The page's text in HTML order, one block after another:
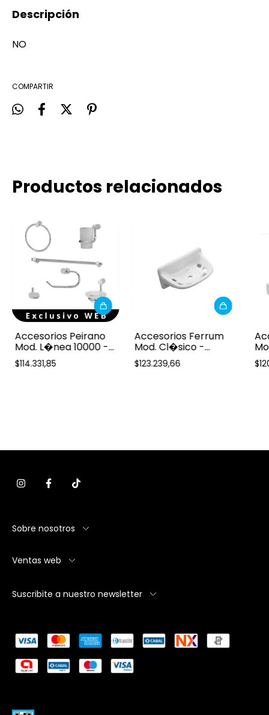
Descripción
NO
COMPARTIR
Productos relacionados
Accesorios Peirano
Mod. L�nea 10000 -
6 Piezas
$114.331,85
Accesorios Ferrum
Mod. Cl�sico -
Portavaso cepillo
blanco
$123.239,66
Sobre nosotros
Ventas web
Suscribite a nuestro newsletter